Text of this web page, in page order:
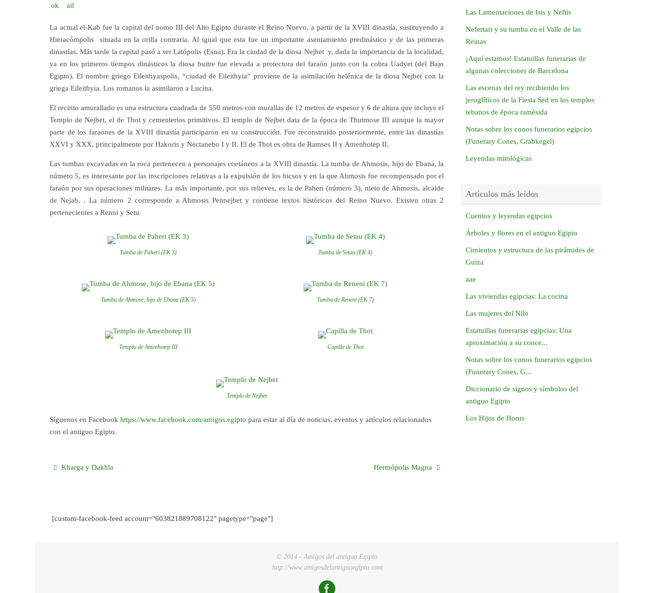
La actual el-Kab fue la capital del nomo III del Alto Egipto durante el Reino Nuevo, a partir de la XVIII dinastía, sustituyendo a
Hieracómpolis situada en la orilla contraria. Al igual que esta fue un importante asentamiento predinástico y de las primeras
dinastías. Más tarde la capital pasó a ser Latópolis (Esna). Era la ciudad de la diosa Nejbet y, dada la importancia de la localidad,
ya en los primeros tiempos dinásticos la diosa buitre fue elevada a protectora del faraón junto con la cobra Uadyet (del Bajo
Egipto). El nombre griego Eileithyaspolis, “ciudad de Eileithyia” proviene de la asimilación helénica de la diosa Nejbet con la
griega Eileithyia. Los romanos la asimilaron a Lucina.
El recinto amurallado es una estructura cuadrada de 550 metros con murallas de 12 metros de espesor y 6 de altura que incluye el
Templo de Nejbet, el de Thot y cementerios primitivos. El templo de Nejbet data de la época de Thutmose III aunque la mayor
parte de los faraones de la XVIII dinastía participaron en su construcción. Fue reconstruido posteriormente, entre las dinastías
XXVI y XXX, principalmente por Hakoris y Nectanebo I y II. El de Thot es obra de Ramses II y Amenhotep II.
Las tumbas excavadas en la roca pertenecen a personajes coetáneos a la XVIII dinastía. La tumba de Ahmosis, hijo de Ebana, la
número 5, es interesante por las inscripciones relativas a la expulsión de los hicsos y en la que Ahmosis fue recompensado por el
faraón por sus operaciones militares. La más importante, por sus relieves, es la de Paheri (número 3), nieto de Ahmosis, alcalde
de Nejab, . La número 2 corresponde a Ahmosis Pennejbet y contiene textos históricos del Reino Nuevo. Existen otras 2
pertenecientes a Renni y Setu.
Tumba de Paheri (EK 3) Tumba de Setau (EK 4)
Tumba de Ahmose, hijo de Ebana (EK 5) Tumba de Reneni (EK 7)
Templo de Amenhotep III Capilla de Thot
Templo de Nejbet
Síguenos en Facebook https://www.facebook.com/amigos.egipto para estar al día de noticias, eventos y artículos relacionados
con el antiguo Egipto.
Kharga y Dakhla Hermópolis Magna
Las Lamentaciones de Isis y Neftis
Nefertari y su tumba en el Valle de las
Reinas
¡Aquí estamos! Estatuillas funerarias de
algunas colecciones de Barcelona
Las escenas del rey recibiendo los
jeroglíficos de la Fiesta Sed en los templos
tebanos de época ramésida
Notas sobre los conos funerarios egipcios
(Funerary Cones, Grabkegel)
Leyendas mitológicas
Artículos más leídos
Cuentos y leyendas egipcios
Árboles y flores en el antiguo Egipto
Cimientos y estructura de las pirámides de
Guiza
aae
Las viviendas egipcias: La cocina
Las mujeres del Nilo
Estatuillas funerarias egipcias: Una
aproximación a su conce...
Notas sobre los conos funerarios egipcios
(Funerary Cones, G...
Diccionario de signos y símbolos del
antiguo Egipto
Los Hijos de Horus
[custom-facebook-feed account="603821889708122" pagetype="page"]
© 2014 - Amigos del antiguo Egipto
http://www.amigosdelantiguoegipto.com